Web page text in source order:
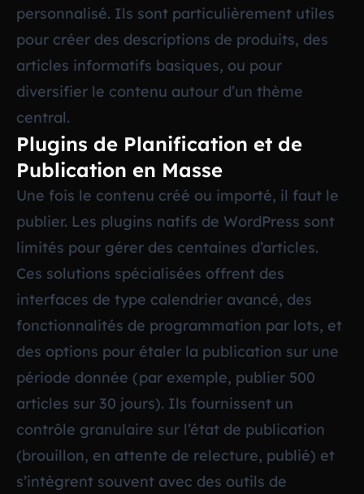
personnalisé. Ils sont particulièrement utiles
pour créer des descriptions de produits, des
articles informatifs basiques, ou pour
diversifier le contenu autour d’un thème
central.
Plugins de Planification et de
Publication en Masse
Une fois le contenu créé ou importé, il faut le
publier. Les plugins natifs de WordPress sont
limités pour gérer des centaines d’articles.
Ces solutions spécialisées offrent des
interfaces de type calendrier avancé, des
fonctionnalités de programmation par lots, et
des options pour étaler la publication sur une
période donnée (par exemple, publier 500
articles sur 30 jours). Ils fournissent un
contrôle granulaire sur l’état de publication
(brouillon, en attente de relecture, publié) et
s’intègrent souvent avec des outils de